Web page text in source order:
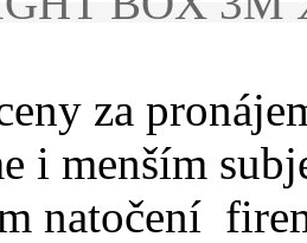
za
i menším
natočení